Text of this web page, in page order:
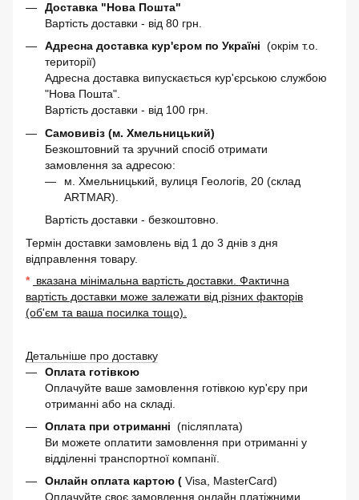
Доставка "Нова Пошта"
Вартість доставки - від 80 грн.
Адресна доставка кур'єром по Україні (окрім т.о.
території)
Адресна доставка випускається кур'єрською службою
"Нова Пошта".
Вартість доставки - від 100 грн.
Самовивіз (м. Хмельницький)
Безкоштовний та зручний спосіб отримати
замовлення за адресою:
м. Хмельницький, вулиця Геологів, 20 (склад
ARTMAR).
Вартість доставки - безкоштовно.
Термін доставки замовлень від 1 до 3 днів з дня
відправлення товару.
* вказана мінімальна вартість доставки. Фактична
вартість доставки може залежати від різних факторів
(об'єм та ваша посилка тощо).
Детальніше про доставку
Оплата готівкою
Оплачуйте ваше замовлення готівкою кур'єру при
отриманні або на складі.
Оплата при отриманні (післяплата)
Ви можете оплатити замовлення при отриманні у
відділенні транспортної компанії.
Онлайн оплата картою ( Visa, MasterCard)
Оплачуйте своє замовлення онлайн платіжними